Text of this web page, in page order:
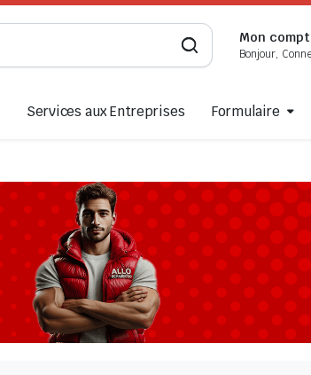
Mon
Bonjour,
Services aux Entreprises Formulaire